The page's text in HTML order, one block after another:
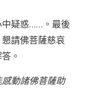
中疑惑……。最後
請佛菩薩慈哀
。
動諸佛菩薩助